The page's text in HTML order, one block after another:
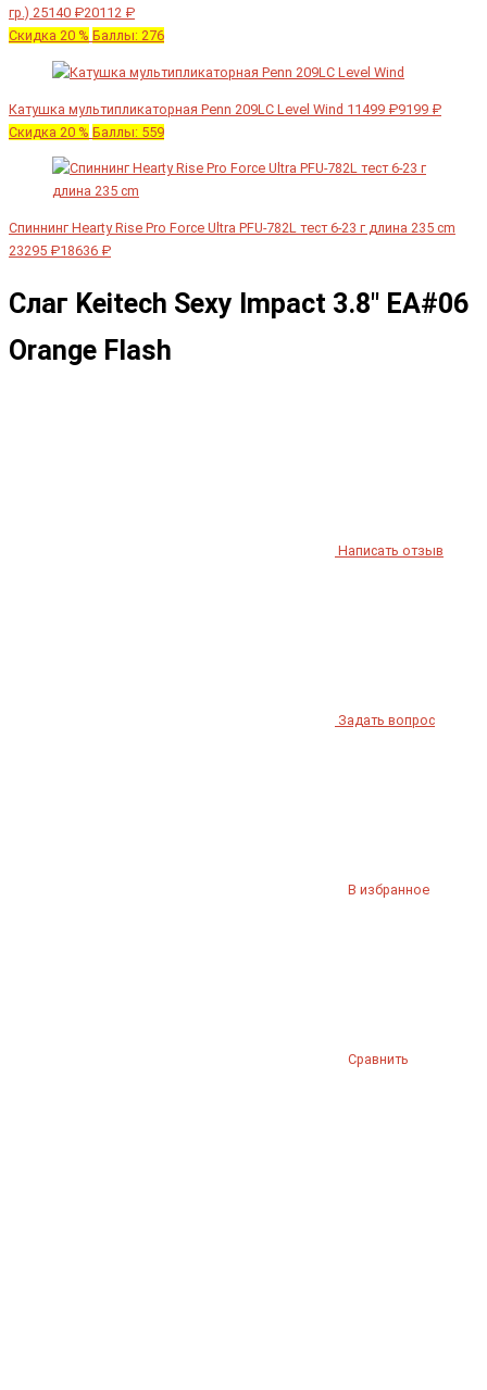
гр.) 25140 ₽20112 ₽
Скидка 20 % Баллы: 276
Катушка мультипликаторная Penn 209LC Level Wind 11499 ₽9199 ₽
Скидка 20 % Баллы: 559
Спиннинг Hearty Rise Pro Force Ultra PFU-782L тест 6-23 г длина 235 cm
23295 ₽18636 ₽
Слаг Keitech Sexy Impact 3.8" EA#06
Orange Flash
Написать отзыв
Задать вопрос
В избранное
Сравнить